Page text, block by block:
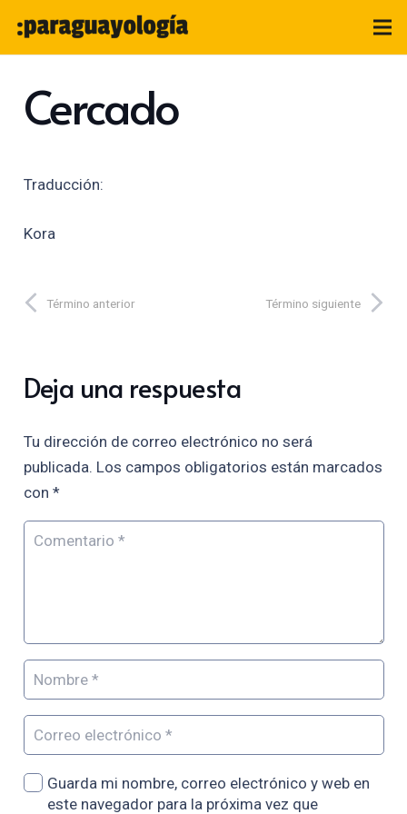
Cercado
Traducción:
Kora
Término anterior Término siguiente
Deja una respuesta
Tu dirección de correo electrónico no será
publicada. Los campos obligatorios están marcados
con *
Guarda mi nombre, correo electrónico y web en
este navegador para la próxima vez que